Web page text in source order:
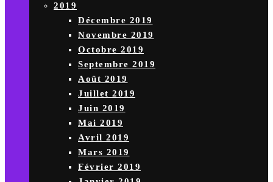
2019
Décembre 2019
Novembre 2019
Octobre 2019
Septembre 2019
Août 2019
Juillet 2019
Juin 2019
Mai 2019
Avril 2019
Mars 2019
Février 2019